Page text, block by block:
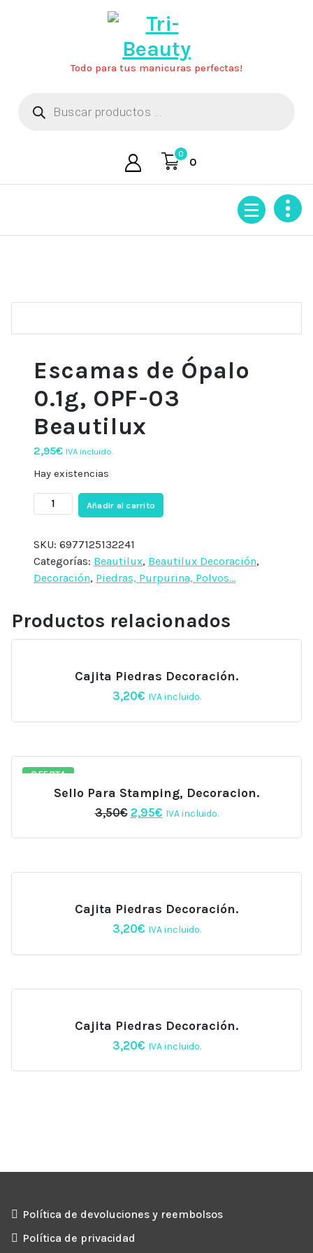
Todo para tus manicuras perfectas!
productos
0
0
Escamas de Ópalo
0.1g, OPF-03
Beautilux
2,95€ IVA incluido.
Hay existencias
Escamas
de
0.1g,
OPF-
03
cantidad
Añadir al carrito
SKU: 6977125132241
Categorías: Beautilux, Beautilux Decoración,
Decoración, Piedras, Purpurina, Polvos...
Productos relacionados
Cajita Piedras Decoración.
3,20€ IVA incluido.
OFERTA
Sello Para Stamping, Decoracion.
3,50€ El
original
2,95€El
actual
IVA incluido.
Cajita Piedras Decoración.
3,20€ IVA incluido.
Cajita Piedras Decoración.
3,20€ IVA incluido.
Política de devoluciones y reembolsos
Política de privacidad